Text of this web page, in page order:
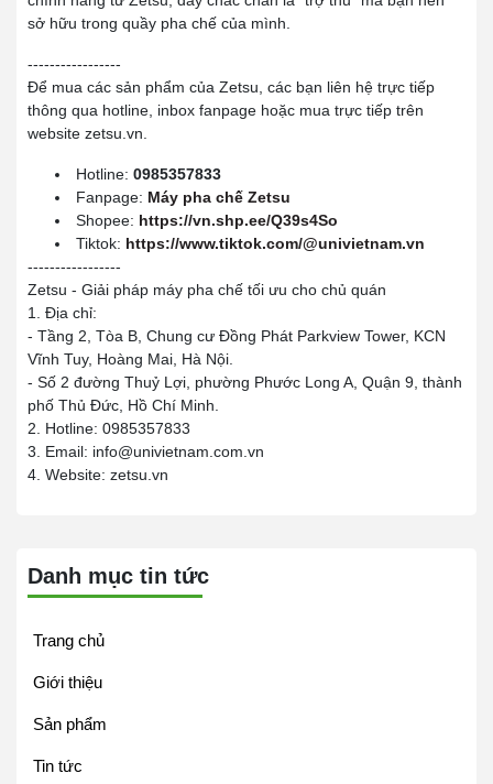
sở hữu trong quầy pha chế của mình.
-----------------
Để mua các sản phẩm của Zetsu, các bạn liên hệ trực tiếp
thông qua hotline, inbox fanpage hoặc mua trực tiếp trên
website zetsu.vn.
Hotline: 0985357833
Fanpage: Máy pha chế Zetsu
Shopee: https://vn.shp.ee/Q39s4So
Tiktok: https://www.tiktok.com/@univietnam.vn
-----------------
Zetsu - Giải pháp máy pha chế tối ưu cho chủ quán
1. Địa chỉ:
- Tầng 2, Tòa B, Chung cư Đồng Phát Parkview Tower, KCN
Vĩnh Tuy, Hoàng Mai, Hà Nội.
- Số 2 đường Thuỷ Lợi, phường Phước Long A, Quận 9, thành
phố Thủ Đức, Hồ Chí Minh.
2. Hotline: 0985357833
3. Email: info@univietnam.com.vn
4. Website: zetsu.vn
Danh mục tin tức
Trang chủ
Giới thiệu
Sản phẩm
Tin tức